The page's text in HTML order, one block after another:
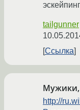
tailgunner
Ссылка
Мужики,
http://